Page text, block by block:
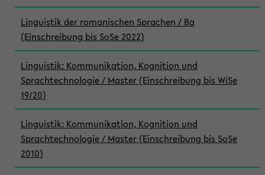
Linguistik der romanischen Sprachen / Ba
(Einschreibung bis SoSe 2022)
Linguistik: Kommunikation, Kognition und
Sprachtechnologie / Master (Einschreibung bis WiSe
19/20)
Linguistik: Kommunikation, Kognition und
Sprachtechnologie / Master (Einschreibung bis SoSe
2010)